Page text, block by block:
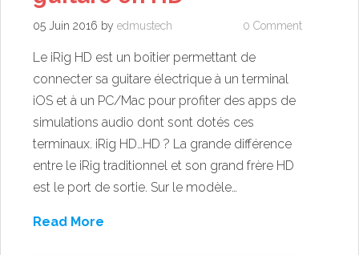
05 Juin 2016 by edmustech 0 Comment
Le iRig HD est un boîtier permettant de
connecter sa guitare électrique à un terminal
iOS et à un PC/Mac pour profiter des apps de
simulations audio dont sont dotés ces
terminaux. iRig HD…HD ? La grande différence
entre le iRig traditionnel et son grand frère HD
est le port de sortie. Sur le modèle…
Read More